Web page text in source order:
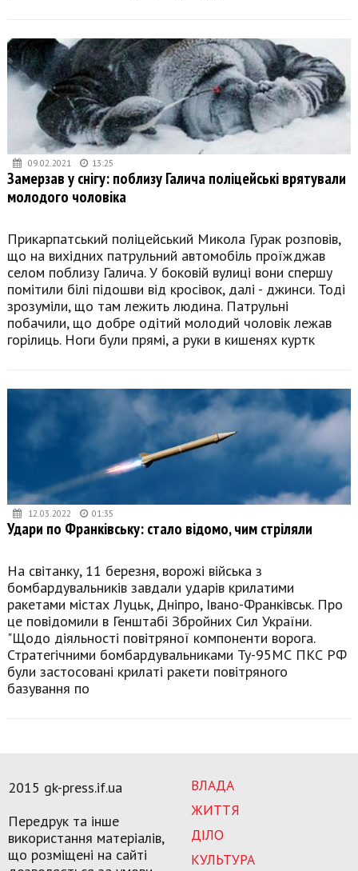
09.02.2021 13:25
Замерзав у снігу: поблизу Галича поліцейські врятували
молодого чоловіка
Прикарпатський поліцейський Микола Гурак розповів,
що на вихідних патрульний автомобіль проїжджав
селом поблизу Галича. У боковій вулиці вони спершу
помітили білі підошви від кросівок, далі - джинси. Тоді
зрозуміли, що там лежить людина. Патрульні
побачили, що добре одітий молодий чоловік лежав
горілиць. Ноги були прямі, а руки в кишенях куртк
12.03.2022 01:35
Удари по Франківську: стало відомо, чим стріляли
На світанку, 11 березня, ворожі війська з
бомбардувальників завдали ударів крилатими
ракетами містах Луцьк, Дніпро, Івано-Франківськ. Про
це повідомили в Генштабі Збройних Сил України.
"Щодо діяльності повітряної компоненти ворога.
Стратегічними бомбардувальниками Ту-95МС ПКС РФ
були застосовані крилаті ракети повітряного
базування по
ВЛАДА
ЖИТТЯ
ДІЛО
КУЛЬТУРА
2015 gk-press.if.ua
Передрук та інше
використання матеріалів,
що розміщені на сайті